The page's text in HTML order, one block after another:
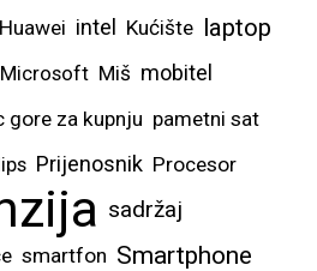
Huawei intel Kućište laptop
Microsoft Miš mobitel
gore za kupnju pametni sat
Prijenosnik Procesor
sadržaj
smartfon Smartphone